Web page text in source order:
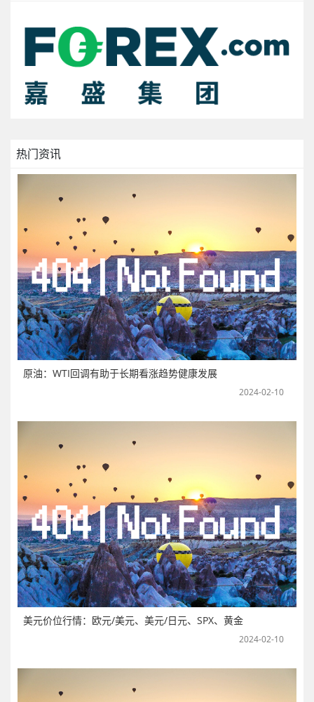
热门资讯
原油：WTI回调有助于长期看涨趋势健康发展
2024-02-10
美元价位行情：欧元/美元、美元/日元、SPX、黄金
2024-02-10